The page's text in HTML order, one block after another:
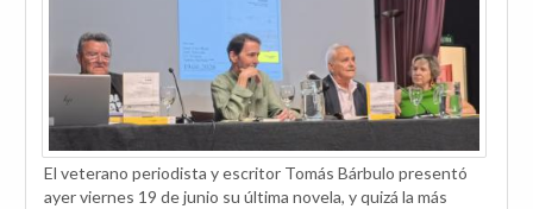
El veterano periodista y escritor Tomás Bárbulo presentó
ayer viernes 19 de junio su última novela, y quizá la más